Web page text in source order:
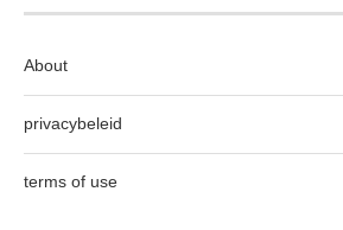
About
privacybeleid
terms of use